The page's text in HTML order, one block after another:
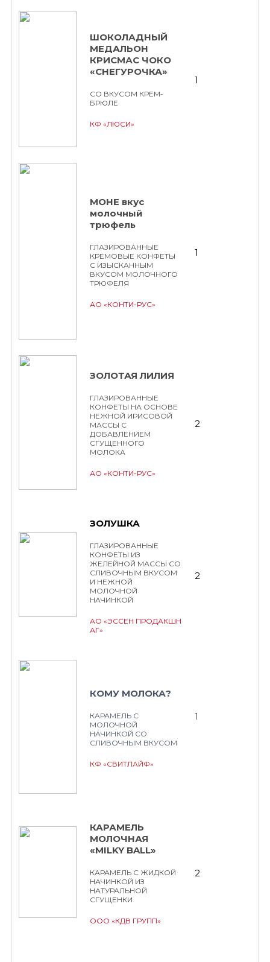
ШОКОЛАДНЫЙ
МЕДАЛЬОН
КРИСМАС ЧОКО
«СНЕГУРОЧКА»
СО ВКУСОМ КРЕМ-
БРЮЛЕ
КФ «ЛЮСИ»
1
МОНЕ вкус
молочный
трюфель
ГЛАЗИРОВАННЫЕ
КРЕМОВЫЕ КОНФЕТЫ
С ИЗЫСКАННЫМ
ВКУСОМ МОЛОЧНОГО
ТРЮФЕЛЯ
АО «КОНТИ-РУС»
1
ЗОЛОТАЯ ЛИЛИЯ
ГЛАЗИРОВАННЫЕ
КОНФЕТЫ НА ОСНОВЕ
НЕЖНОЙ ИРИСОВОЙ
МАССЫ С
ДОБАВЛЕНИЕМ
СГУЩЕННОГО
МОЛОКА
АО «КОНТИ-РУС»
2
ЗОЛУШКА
ГЛАЗИРОВАННЫЕ
КОНФЕТЫ ИЗ
ЖЕЛЕЙНОЙ МАССЫ СО
СЛИВОЧНЫМ ВКУСОМ
И НЕЖНОЙ
МОЛОЧНОЙ
НАЧИНКОЙ
АО «ЭССЕН ПРОДАКШН
АГ»
2
КОМУ МОЛОКА?
КАРАМЕЛЬ С
МОЛОЧНОЙ
НАЧИНКОЙ СО
СЛИВОЧНЫМ ВКУСОМ
КФ «СВИТЛАЙФ»
1
КАРАМЕЛЬ
МОЛОЧНАЯ
«MILKY BALL»
КАРАМЕЛЬ С ЖИДКОЙ
НАЧИНКОЙ ИЗ
НАТУРАЛЬНОЙ
СГУЩЕНКИ
ООО «КДВ ГРУПП»
2